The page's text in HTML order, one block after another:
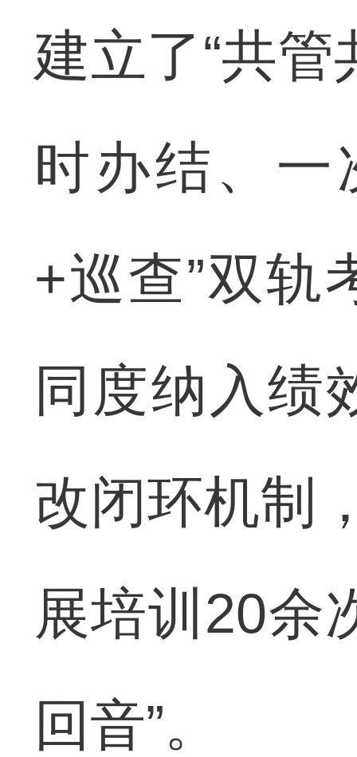
建立了“共
时办结、一
+巡查”双轨
同度纳入绩
改闭环机制
展培训20余
回音”。